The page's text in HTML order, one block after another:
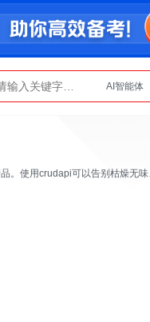
AI智能体
Python